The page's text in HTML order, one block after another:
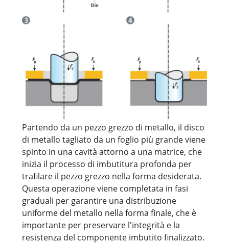
Partendo da un pezzo grezzo di metallo, il disco
di metallo tagliato da un foglio più grande viene
spinto in una cavità attorno a una matrice, che
inizia il processo di imbutitura profonda per
trafilare il pezzo grezzo nella forma desiderata.
Questa operazione viene completata in fasi
graduali per garantire una distribuzione
uniforme del metallo nella forma finale, che è
importante per preservare l'integrità e la
resistenza del componente imbutito finalizzato.